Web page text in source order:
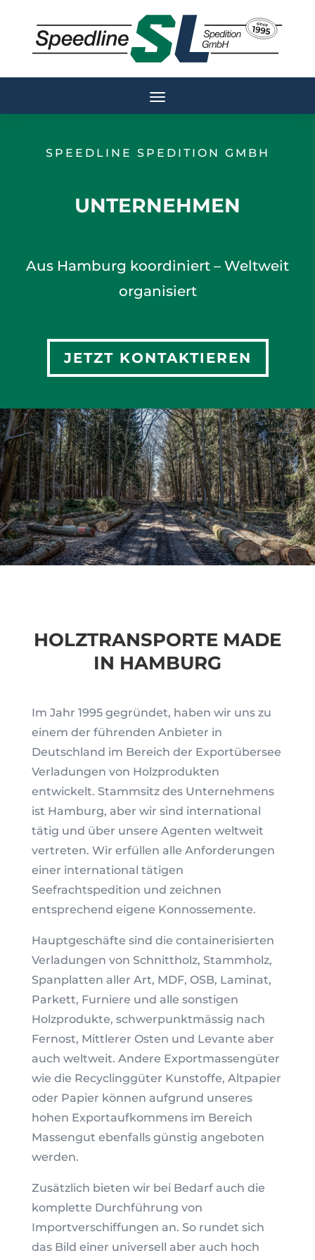
SPEEDLINE SPEDITION GMBH
UNTERNEHMEN
Aus Hamburg koordiniert – Weltweit
organisiert
JETZT KONTAKTIEREN
HOLZTRANSPORTE MADE
IN HAMBURG
Im Jahr 1995 gegründet, haben wir uns zu
einem der führenden Anbieter in
Deutschland im Bereich der Exportübersee
Verladungen von Holzprodukten
entwickelt. Stammsitz des Unternehmens
ist Hamburg, aber wir sind international
tätig und über unsere Agenten weltweit
vertreten. Wir erfüllen alle Anforderungen
einer international tätigen
Seefrachtspedition und zeichnen
entsprechend eigene Konnossemente.
Hauptgeschäfte sind die containerisierten
Verladungen von Schnittholz, Stammholz,
Spanplatten aller Art, MDF, OSB, Laminat,
Parkett, Furniere und alle sonstigen
Holzprodukte, schwerpunktmässig nach
Fernost, Mittlerer Osten und Levante aber
auch weltweit. Andere Exportmassengüter
wie die Recyclinggüter Kunstoffe, Altpapier
oder Papier können aufgrund unseres
hohen Exportaufkommens im Bereich
Massengut ebenfalls günstig angeboten
werden.
Zusätzlich bieten wir bei Bedarf auch die
komplette Durchführung von
Importverschiffungen an. So rundet sich
das Bild einer universell aber auch hoch